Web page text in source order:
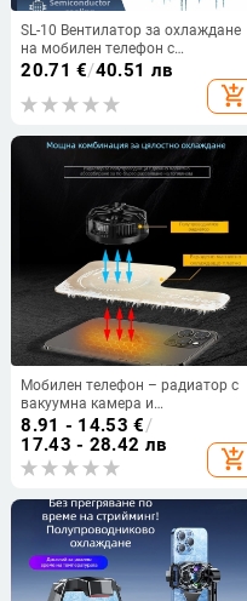
SL-10 Вентилатор за охлаждане
на мобилен телефон с
полупроводниково охлаждане,
изключително тих, магнитен клип
гейминг
20.71 €/40.51 лв
add_shopping_cart
Мобилен телефон – радиатор с
вакуумна камера и
топлопроводник, алуминиева
сплав, 9W, 20g
8.91 - 14.53 €/
17.43 - 28.42 лв
add_shopping_cart